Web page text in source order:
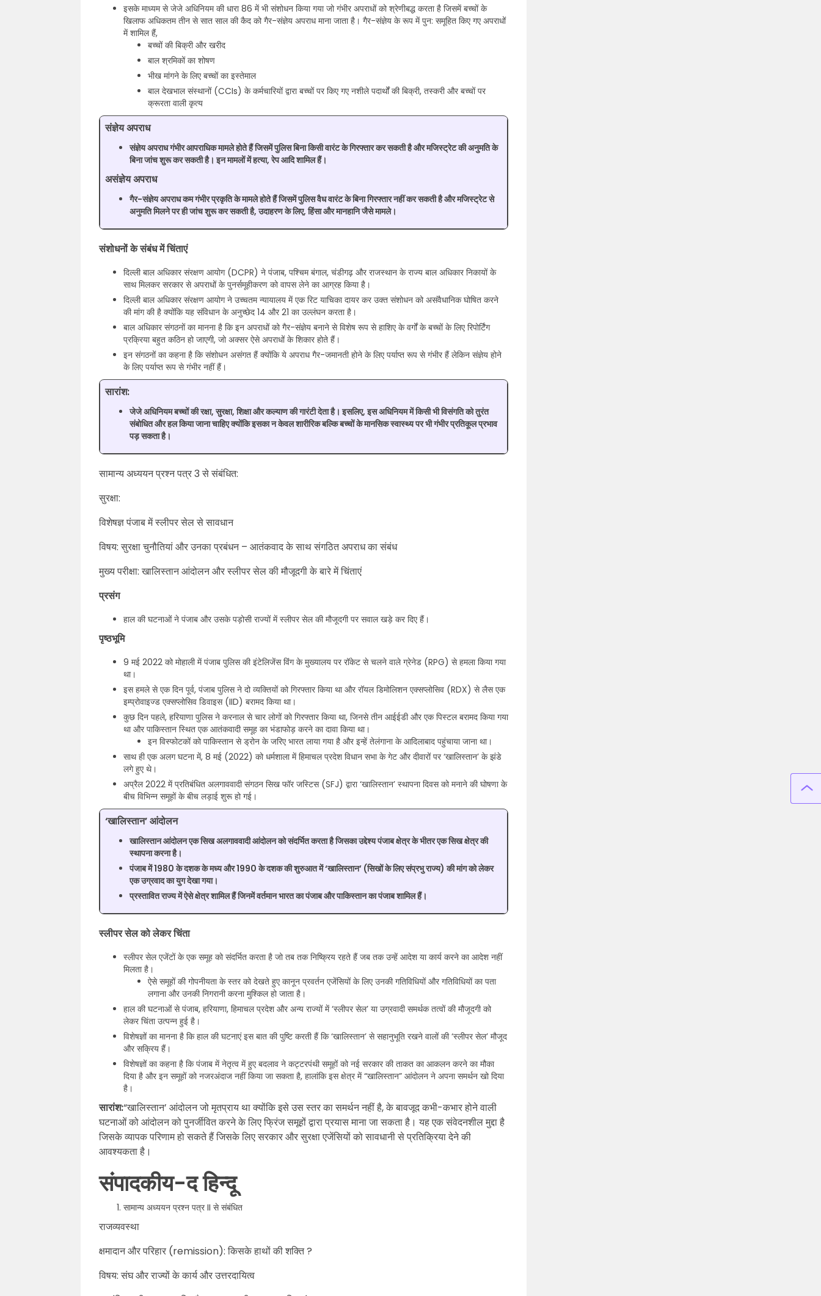
इसके माध्यम से जेजे अधिनियम की धारा 86 में भी संशोधन किया गया जो गंभीर अपराधों को श्रेणीबद्ध करता है जिसमें बच्चों के
खिलाफ अधिकतम तीन से सात साल की कैद को गैर-संज्ञेय अपराध माना जाता है। गैर-संज्ञेय के रूप में पुन: समूहित किए गए अपराधों
में शामिल हैं,
बच्चों की बिक्री और खरीद
बाल श्रमिकों का शोषण
भीख मांगने के लिए बच्चों का इस्तेमाल
बाल देखभाल संस्थानों (CCIs) के कर्मचारियों द्वारा बच्चों पर किए गए नशीले पदार्थों की बिक्री, तस्करी और बच्चों पर
क्रूरता वाली कृत्य
संज्ञेय अपराध
संज्ञेय अपराध गंभीर आपराधिक मामले होते हैं जिसमें पुलिस बिना किसी वारंट के गिरफ्तार कर सकती है और मजिस्ट्रेट की अनुमति के
बिना जांच शुरू कर सकती है। इन मामलों में हत्या, रेप आदि शामिल हैं।
असंज्ञेय अपराध
गैर-संज्ञेय अपराध कम गंभीर प्रकृति के मामले होते हैं जिसमें पुलिस वैध वारंट के बिना गिरफ्तार नहीं कर सकती है और मजिस्ट्रेट से
अनुमति मिलने पर ही जांच शुरू कर सकती है, उदाहरण के लिए, हिंसा और मानहानि जैसे मामले।
संशोधनों के संबंध में चिंताएं
दिल्ली बाल अधिकार संरक्षण आयोग (DCPR) ने पंजाब, पश्चिम बंगाल, चंडीगढ़ और राजस्थान के राज्य बाल अधिकार निकायों के
साथ मिलकर सरकार से अपराधों के पुनर्समूहीकरण को वापस लेने का आग्रह किया है।
दिल्ली बाल अधिकार संरक्षण आयोग ने उच्चतम न्यायालय में एक रिट याचिका दायर कर उक्त संशोधन को असंवैधानिक घोषित करने
की मांग की है क्योंकि यह संविधान के अनुच्छेद 14 और 21 का उल्लंघन करता है।
बाल अधिकार संगठनों का मानना है कि इन अपराधों को गैर-संज्ञेय बनाने से विशेष रूप से हाशिए के वर्गों के बच्चों के लिए रिपोर्टिंग
प्रक्रिया बहुत कठिन हो जाएगी, जो अक्सर ऐसे अपराधों के शिकार होते हैं।
इन संगठनों का कहना है कि संशोधन असंगत हैं क्योंकि ये अपराध गैर-जमानती होने के लिए पर्याप्त रूप से गंभीर हैं लेकिन संज्ञेय होने
के लिए पर्याप्त रूप से गंभीर नहीं हैं।
सारांश:
जेजे अधिनियम बच्चों की रक्षा, सुरक्षा, शिक्षा और कल्याण की गारंटी देता है। इसलिए, इस अधिनियम में किसी भी विसंगति को तुरंत
संबोधित और हल किया जाना चाहिए क्योंकि इसका न केवल शारीरिक बल्कि बच्चों के मानसिक स्वास्थ्य पर भी गंभीर प्रतिकूल प्रभाव
पड़ सकता है।
सामान्य अध्ययन प्रश्न पत्र 3 से संबंधित:
सुरक्षा:
विशेषज्ञ पंजाब में स्लीपर सेल से सावधान
विषय: सुरक्षा चुनौतियां और उनका प्रबंधन – आतंकवाद के साथ संगठित अपराध का संबंध
मुख्य परीक्षा: खालिस्तान आंदोलन और स्लीपर सेल की मौजूदगी के बारे में चिंताएं
प्रसंग
हाल की घटनाओं ने पंजाब और उसके पड़ोसी राज्यों में स्लीपर सेल की मौजूदगी पर सवाल खड़े कर दिए हैं।
पृष्ठभूमि
9 मई 2022 को मोहाली में पंजाब पुलिस की इंटेलिजेंस विंग के मुख्यालय पर रॉकेट से चलने वाले ग्रेनेड (RPG) से हमला किया गया
था।
इस हमले से एक दिन पूर्व, पंजाब पुलिस ने दो व्यक्तियों को गिरफ्तार किया था और रॉयल डिमोलिशन एक्सप्लोसिव (RDX) से लैस एक
इम्प्रोवाइज्ड एक्सप्लोसिव डिवाइस (IID) बरामद किया था।
कुछ दिन पहले, हरियाणा पुलिस ने करनाल से चार लोगों को गिरफ्तार किया था, जिनसे तीन आईईडी और एक पिस्टल बरामद किया गया
था और पाकिस्तान स्थित एक आतंकवादी समूह का भंडाफोड़ करने का दावा किया था।
इन विस्फोटकों को पाकिस्तान से ड्रोन के जरिए भारत लाया गया है और इन्हें तेलंगाना के आदिलाबाद पहुंचाया जाना था।
साथ ही एक अलग घटना में, 8 मई (2022) को धर्मशाला में हिमाचल प्रदेश विधान सभा के गेट और दीवारों पर ‘खालिस्तान’ के झंडे
लगे हुए थे।
अप्रैल 2022 में प्रतिबंधित अलगाववादी संगठन सिख फॉर जस्टिस (SFJ) द्वारा ‘खालिस्तान’ स्थापना दिवस को मनाने की घोषणा के
बीच विभिन्न समूहों के बीच लड़ाई शुरू हो गई।
‘खालिस्तान’ आंदोलन
खालिस्तान आंदोलन एक सिख अलगाववादी आंदोलन को संदर्भित करता है जिसका उद्देश्य पंजाब क्षेत्र के भीतर एक सिख क्षेत्र की
स्थापना करना है।
पंजाब में 1980 के दशक के मध्य और 1990 के दशक की शुरुआत में ‘खालिस्तान’ (सिखों के लिए संप्रभु राज्य) की मांग को लेकर
एक उग्रवाद का युग देखा गया।
प्रस्तावित राज्य में ऐसे क्षेत्र शामिल हैं जिनमें वर्तमान भारत का पंजाब और पाकिस्तान का पंजाब शामिल हैं।
स्लीपर सेल को लेकर चिंता
स्लीपर सेल एजेंटों के एक समूह को संदर्भित करता है जो तब तक निष्क्रिय रहते हैं जब तक उन्हें आदेश या कार्य करने का आदेश नहीं
मिलता है।
ऐसे समूहों की गोपनीयता के स्तर को देखते हुए कानून प्रवर्तन एजेंसियों के लिए उनकी गतिविधियों और गतिविधियों का पता
लगाना और उनकी निगरानी करना मुश्किल हो जाता है।
हाल की घटनाओं से पंजाब, हरियाणा, हिमाचल प्रदेश और अन्य राज्यों में ‘स्लीपर सेल’ या उग्रवादी समर्थक तत्वों की मौजूदगी को
लेकर चिंता उत्पन्न हुई है।
विशेषज्ञों का मानना है कि हाल की घटनाएं इस बात की पुष्टि करती हैं कि ‘खालिस्तान’ से सहानुभूति रखने वालों की ‘स्लीपर सेल’ मौजूद
और सक्रिय हैं।
विशेषज्ञों का कहना है कि पंजाब में नेतृत्व में हुए बदलाव ने कट्टरपंथी समूहों को नई सरकार की ताकत का आकलन करने का मौका
दिया है और इन समूहों को नजरअंदाज नहीं किया जा सकता है, हालांकि इस क्षेत्र में “खालिस्तान” आंदोलन ने अपना समर्थन खो दिया
है।
सारांश:“खालिस्तान’ आंदोलन जो मृतप्राय था क्योंकि इसे उस स्तर का समर्थन नहीं है, के बावजूद कभी-कभार होने वाली
घटनाओं को आंदोलन को पुनर्जीवित करने के लिए फ्रिंज समूहों द्वारा प्रयास माना जा सकता है। यह एक संवेदनशील मुद्दा है
जिसके व्यापक परिणाम हो सकते हैं जिसके लिए सरकार और सुरक्षा एजेंसियों को सावधानी से प्रतिक्रिया देने की
आवश्यकता है।
संपादकीय-द हिन्दू
सामान्य अध्ययन प्रश्न पत्र II से संबंधित
राजव्यवस्था
क्षमादान और परिहार (remission): किसके हाथों की शक्ति ?
विषय: संघ और राज्यों के कार्य और उत्तरदायित्व